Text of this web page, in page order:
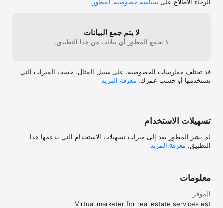
الرجاء الاطلاع على سياسة خصوصية المطور .
لا يتم جمع البيانات
لا يجمع المطور أي بيانات من هذا التطبيق.
قد تختلف ممارسات الخصوصية، على سبيل المثال، حسب الميزات التي
تستخدمها أو حسب عمرك. معرفة المزيد
تسهيلات الاستخدام
لم يشر المطور بعد إلى ميزات تسهيلات الاستخدام التي يدعمها هذا
التطبيق. معرفة المزيد
معلومات
الموفر
Virtual marketer for real estate services est